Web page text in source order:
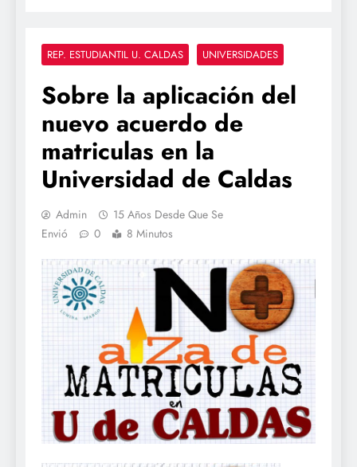
REP. ESTUDIANTIL U. CALDAS UNIVERSIDADES
Sobre la aplicación del
nuevo acuerdo de
matriculas en la
Universidad de Caldas
Admin
15 Años Desde Que Se
Envió
0 8 Minutos